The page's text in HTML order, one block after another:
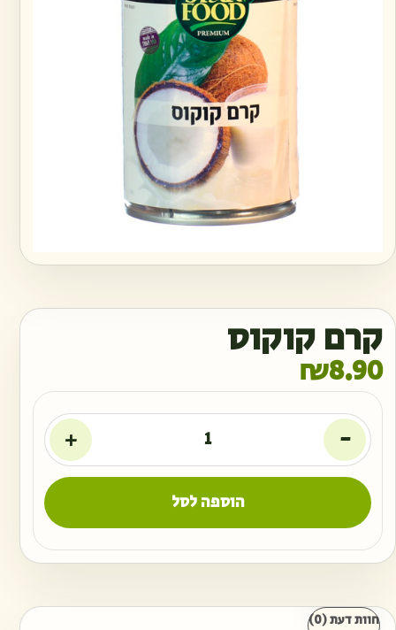
קרם קוקוס
₪8.90
-
+
הוספה לסל
חוות דעת (0)